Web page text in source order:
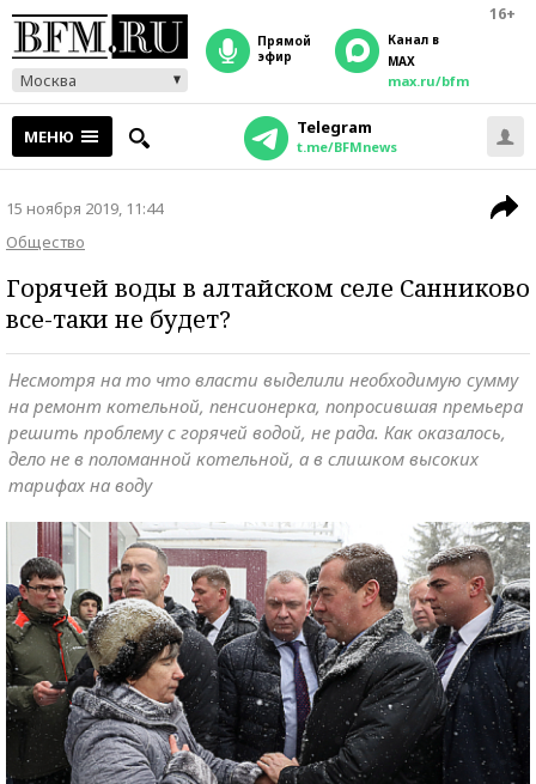
16+
Москва
прямой
эфир
Канал в
MAX
max.ru/bfm
МЕНЮ Telegram
t.me/BFMnews
15 ноября 2019, 11:44
Общество
Горячей воды в алтайском селе Санниково
все-таки не будет?
Несмотря на то что власти выделили необходимую сумму
на ремонт котельной, пенсионерка, попросившая премьера
решить проблему с горячей водой, не рада. Как оказалось,
дело не в поломанной котельной, а в слишком высоких
тарифах на воду